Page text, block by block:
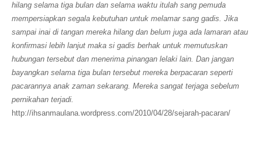
hilang selama tiga bulan dan selama waktu itulah sang pemuda
mempersiapkan segala kebutuhan untuk melamar sang gadis. Jika
sampai inai di tangan mereka hilang dan belum juga ada lamaran atau
konfirmasi lebih lanjut maka si gadis berhak untuk memutuskan
hubungan tersebut dan menerima pinangan lelaki lain. Dan jangan
bayangkan selama tiga bulan tersebut mereka berpacaran seperti
pacarannya anak zaman sekarang. Mereka sangat terjaga sebelum
pernikahan terjadi.
http://ihsanmaulana.wordpress.com/2010/04/28/sejarah-pacaran/